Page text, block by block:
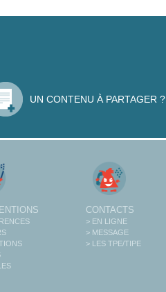
UN CONTENU À PARTAGER ?
CONTACTS
> EN LIGNE
> MESSAGE
> LES TPE/TIPE